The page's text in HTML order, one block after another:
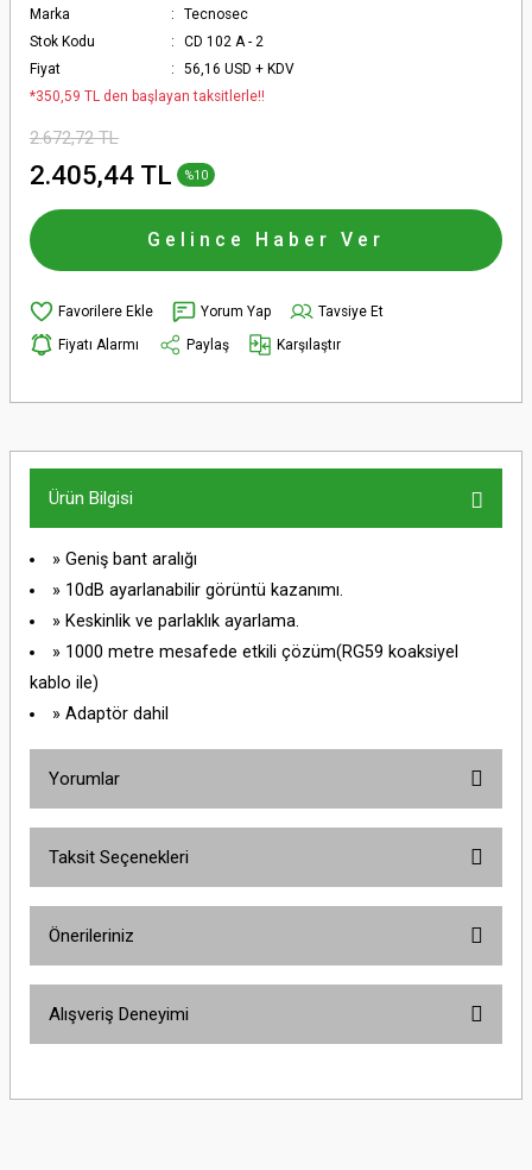
Marka
Tecnosec
Stok Kodu
CD 102 A - 2
Fiyat
56,16 USD + KDV
*350,59 TL den başlayan taksitlerle!!
2.672,72 TL
2.405,44 TL %10
Gelince Haber Ver
Yorum Yap
Tavsiye Et
Fiyatı Alarmı
Paylaş Karşılaştır
Ürün Bilgisi
» Geniş bant aralığı
» 10dB ayarlanabilir görüntü kazanımı.
» Keskinlik ve parlaklık ayarlama.
» 1000 metre mesafede etkili çözüm(RG59 koaksiyel
kablo ile)
» Adaptör dahil
Yorumlar
Taksit Seçenekleri
Önerileriniz
yetersiz gördüğünüz noktaları öneri formunu kullanarak tarafımıza
Alışveriş Deneyimi